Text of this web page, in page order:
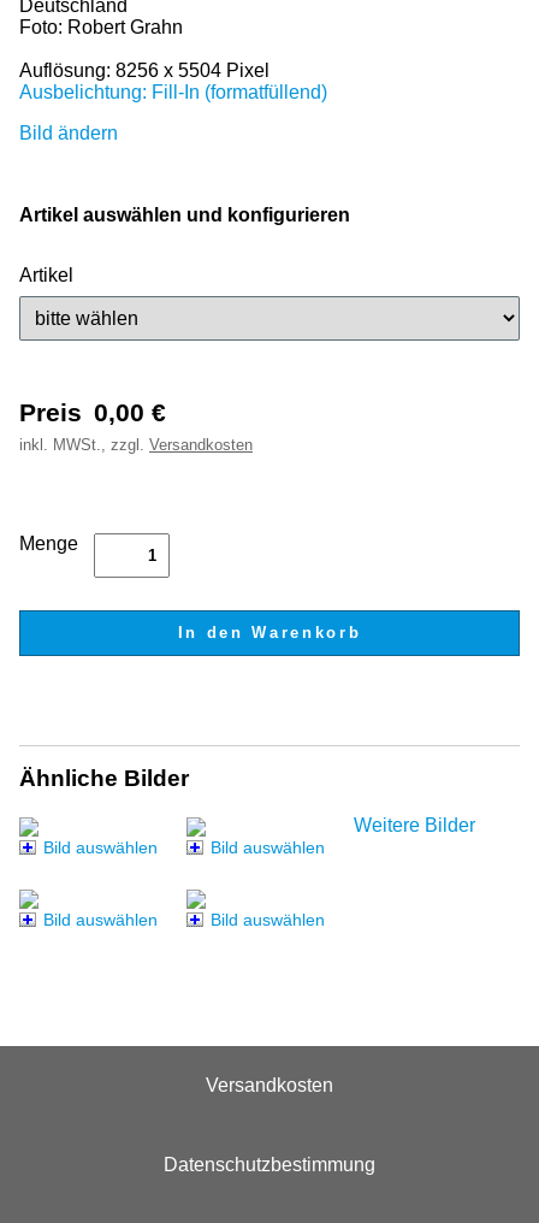
Deutschland
Foto: Robert Grahn
Auflösung: 8256 x 5504 Pixel
Ausbelichtung: Fill-In (formatfüllend)
Bild ändern
Artikel auswählen und konfigurieren
Artikel
Preis 0,00 €
inkl. MWSt., zzgl. Versandkosten
Menge
Ähnliche Bilder
Bild auswählen Bild auswählen
Bild auswählen Bild auswählen
Weitere Bilder
Versandkosten
Datenschutzbestimmung